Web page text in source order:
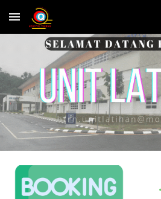
Skip to main content